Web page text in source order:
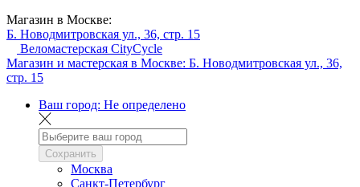
Магазин в Москве:
Б. Новодмитровская ул., 36, стр. 15
Веломастерская CityCycle
Магазин и мастерская в Москве: Б. Новодмитровская ул., 36,
стр. 15
Ваш город: Не определено
Сохранить
Москва
Санкт-Петербург